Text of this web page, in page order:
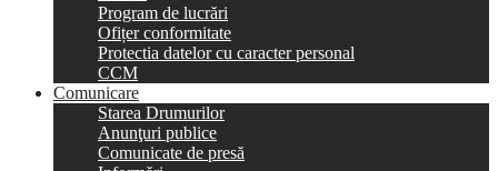
Program de lucrări
Ofițer conformitate
Protectia datelor cu caracter personal
CCM
Comunicare
Starea Drumurilor
Anunţuri publice
Comunicate de presă